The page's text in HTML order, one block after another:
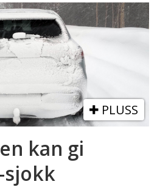
PLUSS
kan gi
sjokk